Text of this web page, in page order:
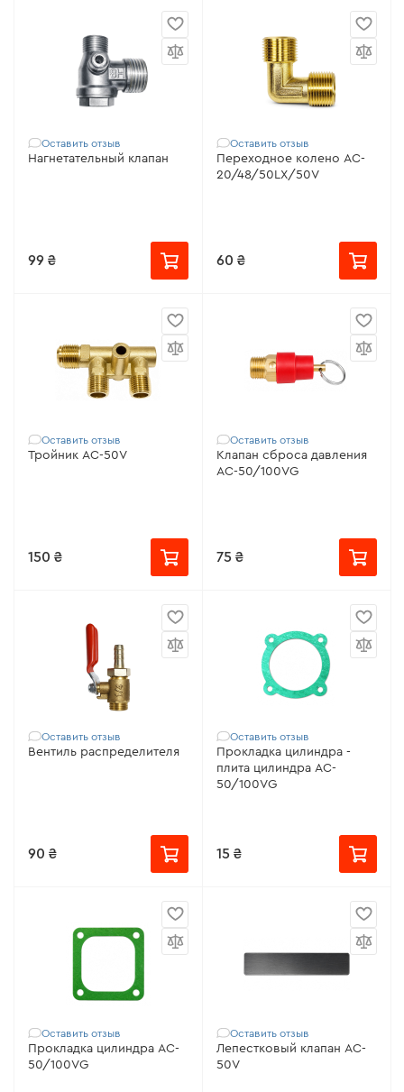
Оставить отзыв
Нагнетательный клапан
99 ₴
Оставить отзыв
Переходное колено AC-
20/48/50LX/50V
60 ₴
Оставить отзыв
Тройник AC-50V
150 ₴
Оставить отзыв
Клапан сброса давления
AC-50/100VG
75 ₴
Оставить отзыв
Вентиль распределителя
90 ₴
Оставить отзыв
Прокладка цилиндра -
плита цилиндра AC-
50/100VG
15 ₴
Оставить отзыв
Прокладка цилиндра AC-
50/100VG
Оставить отзыв
Лепестковый клапан AC-
50V